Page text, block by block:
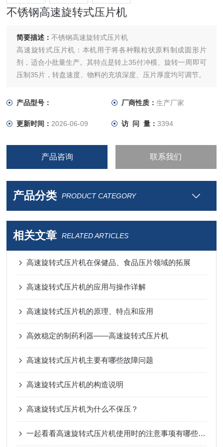
不锈钢高速旋转式压片机
简要描述：不锈钢高速旋转式压片机
高速旋转式压片机：本机用于将各种颗粒状原料制成圆形片
剂，适合小批量生产。其特点是转上35付冲模、旋转一周即可
压制35片，转盘速度、物料的充填深度、压片厚度均可调节。
产品型号： 厂商性质： 生产厂家
更新时间： 2026-06-09 访 问 量： 3394
产品咨询 联系我们
产品分类 PRODUCT CATEGORY
相关文章 RELATED ARTICLES
高速旋转式压片机在保健品、食品压片领域的拓展
高速旋转式压片机的应用与操作详解
高速旋转式压片机的原理、特点和应用
高效稳定的制药利器——高速旋转式压片机
高速旋转式压片机主要有哪些故障问题
高速旋转式压片机的构造说明
高速旋转式压片机为什么不保压？
一起看看高速旋转式压片机使用时的注意事项有哪些么?